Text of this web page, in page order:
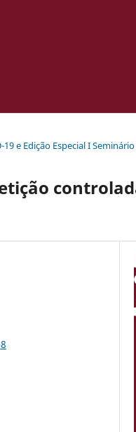
19 e Edição Especial I